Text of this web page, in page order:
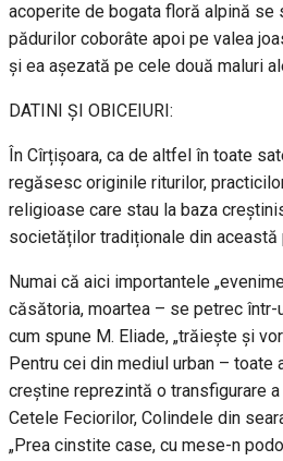
acoperite de bogata floră alpină se
pădurilor coborâte apoi pe valea
și ea așezată pe cele două maluri
DATINI ȘI OBICEIURI:
În Cîrțișoara, ca de altfel în toate
regăsesc originile riturilor,
religioase care stau la baza
societăților tradiționale din această
Numai că aici importantele
căsătoria, moartea – se petrec într-
cum spune M. Eliade, „trăiește și
Pentru cei din mediul urban – toate
creștine reprezintă o transfigurare
Cetele Feciorilor, Colindele din
„Prea cinstite case, cu mese-n